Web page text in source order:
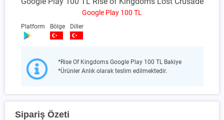
Google Play 100 TL
Platform Bölge Diller
*Rise Of Kingdoms Google Play 100 TL Bakiye
*Ürünler Anlık olarak teslim edilmektedir.
Sipariş Özeti